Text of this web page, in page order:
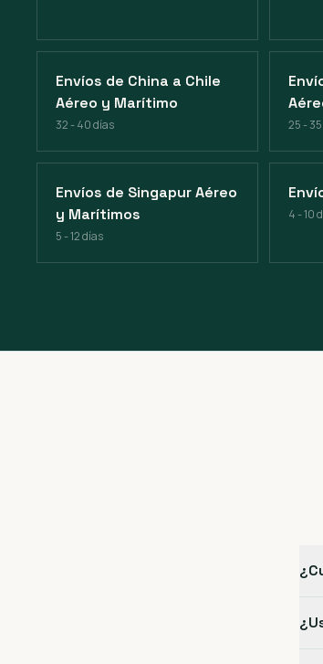
Envíos de China a Chile
Aéreo y Marítimo
32 - 40 días 25 -
Envíos de Singapur Aéreo
y Marítimos
5 - 12 días
4 - 10